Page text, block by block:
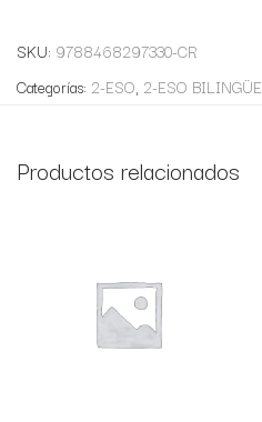
SKU: 9788468297330-CR
Categorías: 2-ESO, 2-ESO BILINGÜE
Productos relacionados